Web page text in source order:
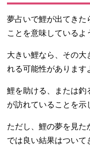
夢占いで鯉が出てきた
ことを意味しているよ
大きい鯉なら、その
れる可能性があります
鯉を助ける、または釣
が訪れていることを示
ただし、鯉の夢を見た
では良い結果はついて